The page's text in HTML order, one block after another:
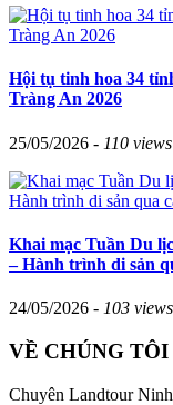
Hội tụ tinh hoa 34
Tràng An 2026
25/05/2026 - 110 views
Khai mạc Tuần Du
– Hành trình di sản
24/05/2026 - 103 views
VỀ CHÚNG TÔI
Chuyên Landtour